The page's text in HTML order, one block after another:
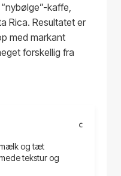
kaffe,
Rica. Resultatet er
med markant
forskellig fra
C
mælk og tæt
tekstur og